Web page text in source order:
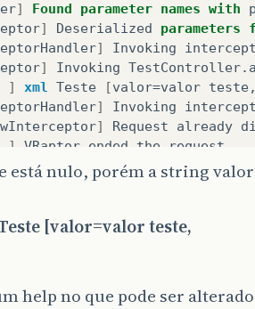
] Found parameter names with
] Deserialized parameters
] Invoking
] Invoking TestController.
] xml Teste [valor=valor
] Invoking
] Request already
] VRaptor ended the request
está nulo, porém a string
[valor=valor teste,
help no que pode ser